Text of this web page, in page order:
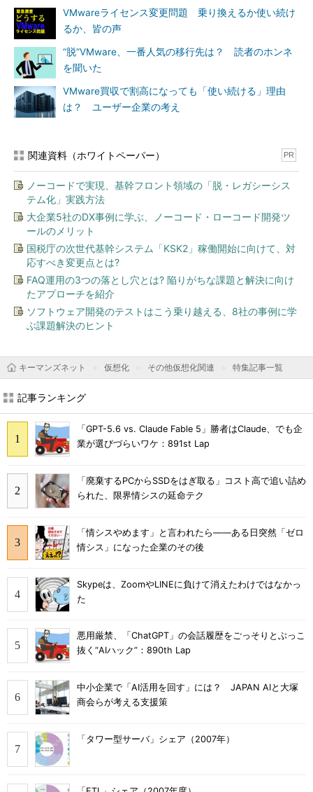
VMwareライセンス変更問題 乗り換えるか使い続け
るか、皆の声
“脱”VMware、一番人気の移行先は？ 読者のホンネ
を聞いた
VMware買収で割高になっても「使い続ける」理由
は？ ユーザー企業の考え
関連資料（ホワイトペーパー） PR
ノーコードで実現、基幹フロント領域の「脱・レガシーシス
テム化」実践方法
大企業5社のDX事例に学ぶ、ノーコード・ローコード開発ツ
ールのメリット
国税庁の次世代基幹システム「KSK2」稼働開始に向けて、対
応すべき変更点とは?
FAQ運用の3つの落とし穴とは? 陥りがちな課題と解決に向け
たアプローチを紹介
ソフトウェア開発のテストはこう乗り越える、8社の事例に学
ぶ課題解決のヒント
キーマンズネット 仮想化 その他仮想化関連 特集記事一覧
記事ランキング
「GPT-5.6 vs. Claude Fable 5」勝者はClaude、でも企
業が選びづらいワケ：891st Lap
「廃棄するPCからSSDをはぎ取る」コスト高で追い詰め
られた、限界情シスの延命テク
「情シスやめます」と言われたら――ある日突然「ゼロ
情シス」になった企業のその後
Skypeは、ZoomやLINEに負けて消えたわけではなかっ
た
悪用厳禁、「ChatGPT」の会話履歴をごっそりとぶっこ
抜く“AIハック”：890th Lap
中小企業で「AI活用を回す」には？ JAPAN AIと大塚
商会らが考える支援策
「タワー型サーバ」シェア（2007年）